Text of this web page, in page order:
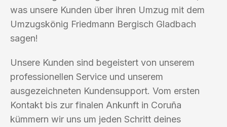
was unsere Kunden über ihren Umzug mit dem
Umzugskönig Friedmann Bergisch Gladbach
sagen!
Unsere Kunden sind begeistert von unserem
professionellen Service und unserem
ausgezeichneten Kundensupport. Vom ersten
Kontakt bis zur finalen Ankunft in Coruña
kümmern wir uns um jeden Schritt deines